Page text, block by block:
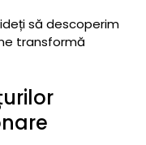
să descoperim
transformă